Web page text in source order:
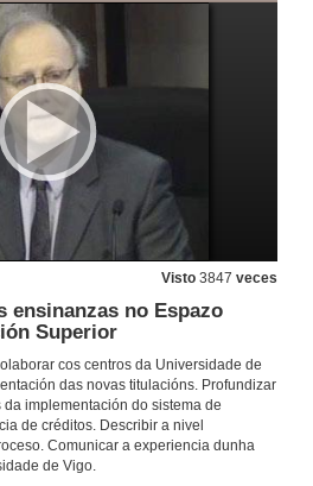
Visto 3847 veces
ensinanzas no Espazo
Superior
cos centros da Universidade de
das novas titulacións. Profundizar
implementación do sistema de
de créditos. Describir a nivel
Comunicar a experiencia dunha
de Vigo.